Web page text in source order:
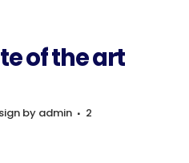
of the art
by admin
2